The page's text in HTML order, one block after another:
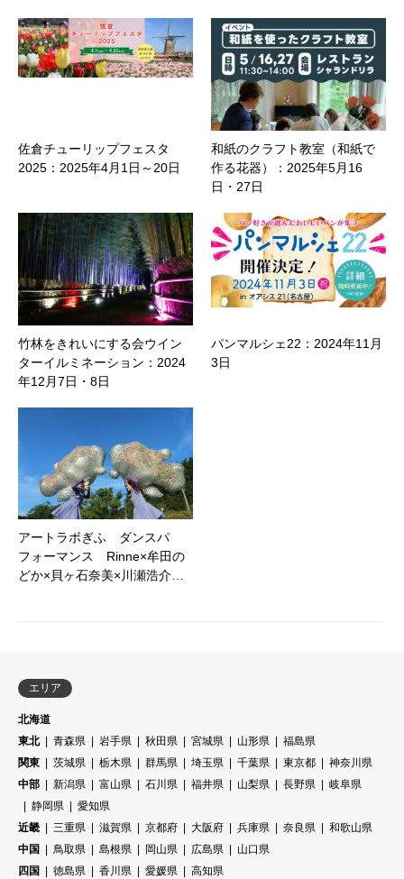
佐倉チューリップフェスタ
2025：2025年4月1日～20日
和紙のクラフト教室（和紙で
作る花器）：2025年5月16
日・27日
竹林をきれいにする会ウイン
ターイルミネーション：2024
年12月7日・8日
パンマルシェ22：2024年11月
3日
アートラボぎふ ダンスパ
フォーマンス Rinne×牟田の
どか×貝ヶ石奈美×川瀬浩介…
エリア
北海道
東北
青森県 岩手県 秋田県 宮城県 山形県
福島県
関東
茨城県 栃木県 群馬県 埼玉県 千葉県 東京都
神奈川県
中部
新潟県 富山県 石川県 福井県 山梨県 長野県
岐阜県
静岡県
愛知県
近畿
三重県 滋賀県 京都府 大阪府 兵庫県 奈良県
和歌山県
中国
鳥取県 島根県 岡山県 広島県
山口県
四国
徳島県 香川県 愛媛県
高知県